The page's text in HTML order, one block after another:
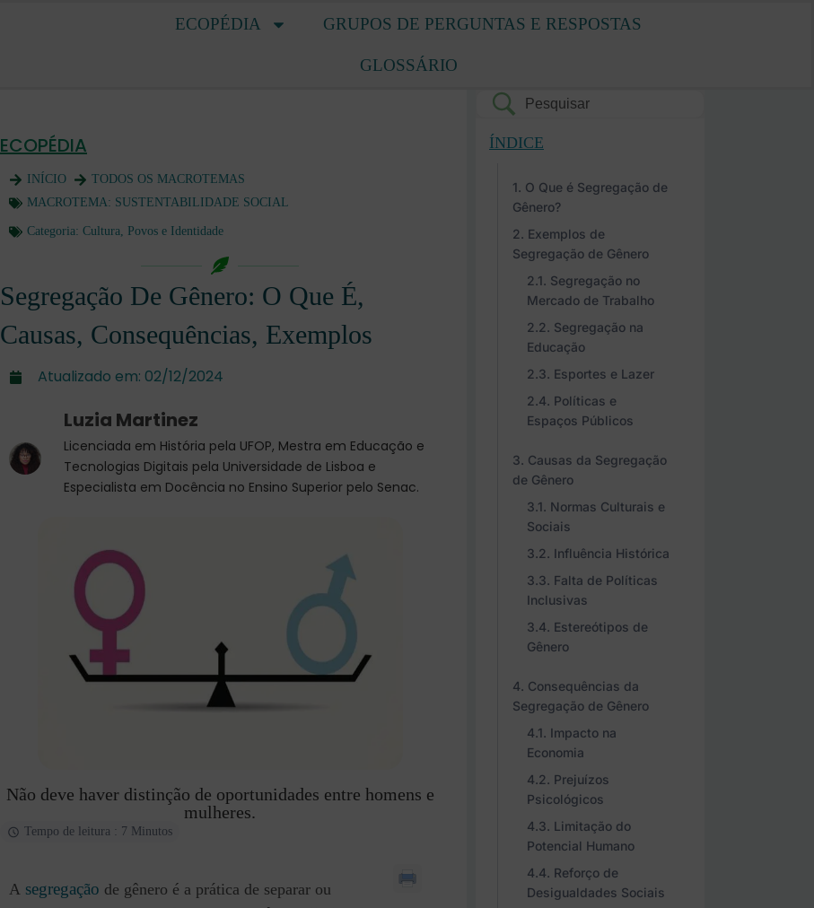
ECOPÉDIA GRUPOS DE PERGUNTAS E RESPOSTAS
GLOSSÁRIO
ECOPÉDIA
INÍCIO
TODOS OS MACROTEMAS
MACROTEMA: SUSTENTABILIDADE SOCIAL
Categoria: Cultura, Povos e Identidade
Segregação De Gênero: O Que É,
Causas, Consequências, Exemplos
Atualizado em: 02/12/2024
Luzia Martinez
Licenciada em História pela UFOP, Mestra em Educação e
Tecnologias Digitais pela Universidade de Lisboa e
Especialista em Docência no Ensino Superior pelo Senac.
Não deve haver distinção de oportunidades entre homens e
mulheres.
Tempo de leitura : 7 Minutos
A segregação de gênero é a prática de separar ou
ÍNDICE
O Que é Segregação de
Gênero?
Exemplos de
Segregação de Gênero
Segregação no
Mercado de Trabalho
Segregação na
Educação
Esportes e Lazer
Políticas e
Espaços Públicos
Causas da Segregação
de Gênero
Normas Culturais e
Sociais
Influência Histórica
Falta de Políticas
Inclusivas
Estereótipos de
Gênero
Consequências da
Segregação de Gênero
Impacto na
Economia
Prejuízos
Psicológicos
Limitação do
Potencial Humano
Reforço de
Desigualdades Sociais